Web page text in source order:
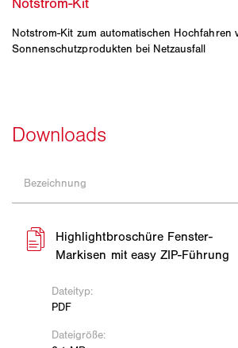
Notstrom-Kit zum automatischen Hochfahren
Sonnenschutzprodukten bei Netzausfall